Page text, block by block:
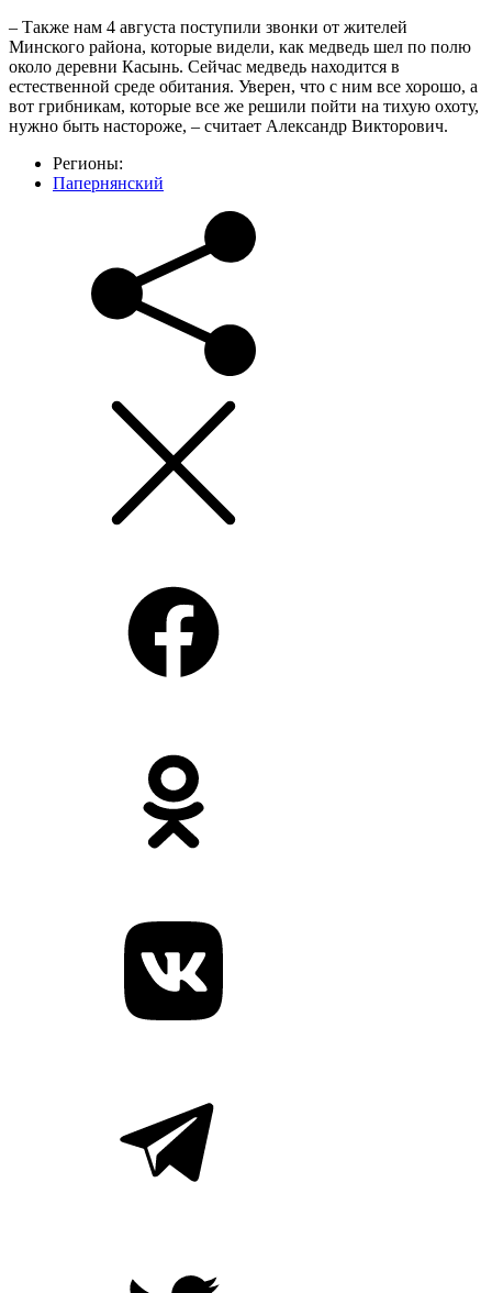
– Также нам 4 августа поступили звонки от жителей
Минского района, которые видели, как медведь шел по полю
около деревни Касынь. Сейчас медведь находится в
естественной среде обитания. Уверен, что с ним все хорошо, а
вот грибникам, которые все же решили пойти на тихую охоту,
нужно быть настороже, – считает Александр Викторович.
Регионы:
Папернянский